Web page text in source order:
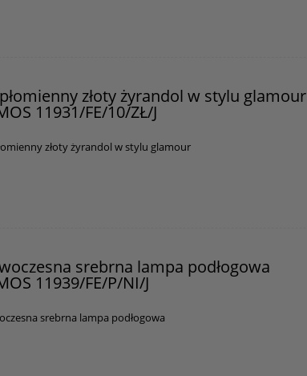
złoty żyrandol w stylu glamour
11931/FE/10/ZŁ/J
złoty żyrandol w stylu glamour
srebrna lampa podłogowa
11939/FE/P/NI/J
srebrna lampa podłogowa